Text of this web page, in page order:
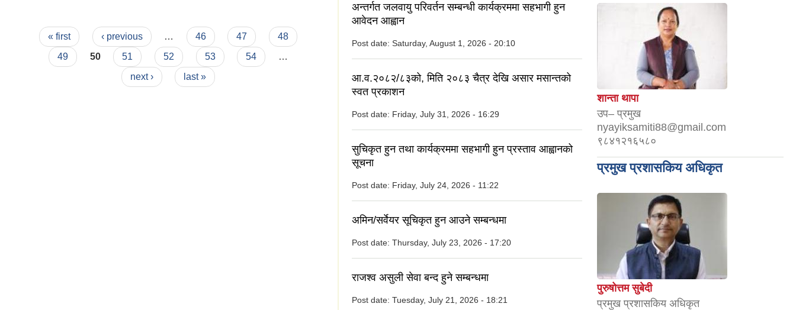
Pages
« first ‹ previous … 46 47
48
49
50 51 52 53 54
…
next ›
last »
अन्तर्गत जलवायु परिवर्तन सम्बन्धी कार्यक्रममा सहभागी हुन
आवेदन आह्वान
Post date: Saturday, August 1, 2026 - 20:10
आ.व.२०८२/८३को, मिति २०८३ चैत्र देखि असार मसान्तको
स्वत प्रकाशन
Post date: Friday, July 31, 2026 - 16:29
सुचिकृत हुन तथा कार्यक्रममा सहभागी हुन प्रस्ताव आह्वानको
सूचना
Post date: Friday, July 24, 2026 - 11:22
अमिन/सर्वेयर सूचिकृत हुन आउने सम्बन्धमा
Post date: Thursday, July 23, 2026 - 17:20
राजश्व असुली सेवा बन्द हुने सम्बन्धमा
Post date: Tuesday, July 21, 2026 - 18:21
शान्ता थापा
उप– प्रमुख
nyayiksamiti88@gmail.com
९८४१२१६५८०
प्रमुख प्रशासकिय अधिकृत
पुरुषोत्तम सुबेदी
प्रमुख प्रशासकिय अधिकृत